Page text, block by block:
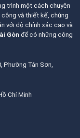
trình một cách chuyên
và thiết kế, chúng
với độ chính xác cao và
Gòn để có những công
Phường Tân Sơn,
Chí Minh